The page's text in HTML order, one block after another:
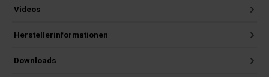
Videos
Herstellerinformationen
Downloads